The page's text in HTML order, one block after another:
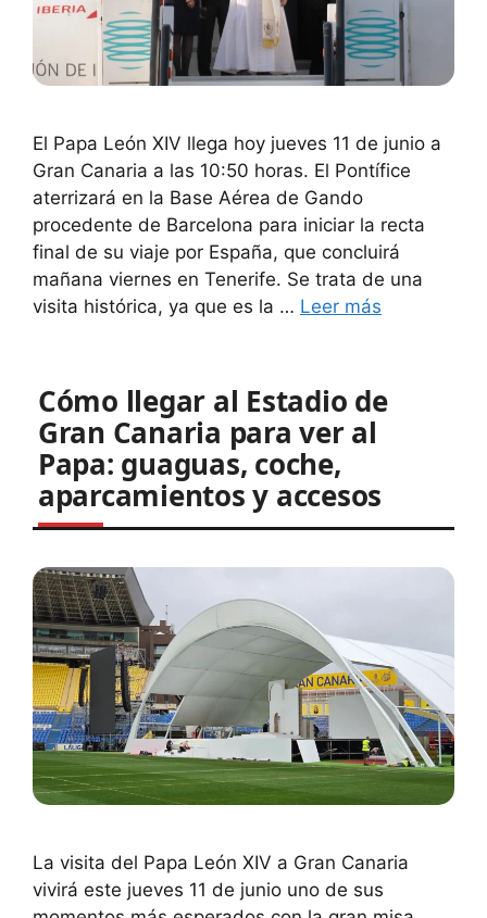
El Papa León XIV llega hoy jueves 11 de junio a
Gran Canaria a las 10:50 horas. El Pontífice
aterrizará en la Base Aérea de Gando
procedente de Barcelona para iniciar la recta
final de su viaje por España, que concluirá
mañana viernes en Tenerife. Se trata de una
visita histórica, ya que es la … Leer más
Cómo llegar al Estadio de
Gran Canaria para ver al
Papa: guaguas, coche,
aparcamientos y accesos
La visita del Papa León XIV a Gran Canaria
vivirá este jueves 11 de junio uno de sus